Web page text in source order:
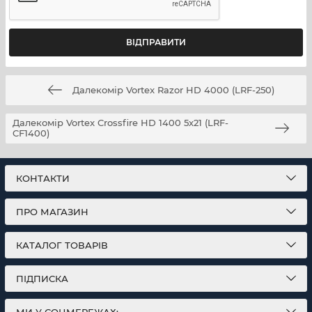
Далекомір Vortex Razor HD 4000 (LRF-250)
Далекомір Vortex Crossfire HD 1400 5х21 (LRF-
CF1400)
КОНТАКТИ
ПРО МАГАЗИН
КАТАЛОГ ТОВАРІВ
ПІДПИСКА